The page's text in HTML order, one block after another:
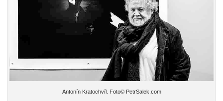
Antonín Kratochvíl. Foto© PetrSalek.com